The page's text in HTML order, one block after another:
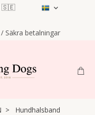
🇸🇪
Säkra betalningar
Hundhalsband